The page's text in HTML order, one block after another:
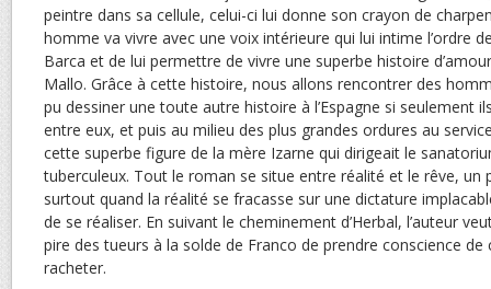
peintre dans sa cellule, celui-ci lui donne son crayon de
homme va vivre avec une voix intérieure qui lui intime l’ordre
Barca et de lui permettre de vivre une superbe histoire
Mallo. Grâce à cette histoire, nous allons rencontrer des
pu dessiner une toute autre histoire à l’Espagne si seulement
entre eux, et puis au milieu des plus grandes ordures au
cette superbe figure de la mère Izarne qui dirigeait le
tuberculeux. Tout le roman se situe entre réalité et le rêve, un
surtout quand la réalité se fracasse sur une dictature
de se réaliser. En suivant le cheminement d’Herbal, l’auteur
pire des tueurs à la solde de Franco de prendre conscience de
racheter.